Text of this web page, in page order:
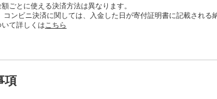
ごとに使える決済方法は異なります。
ンビニ決済に関しては、入金した日が寄付証明書に記載される
て詳しくはこちら
項